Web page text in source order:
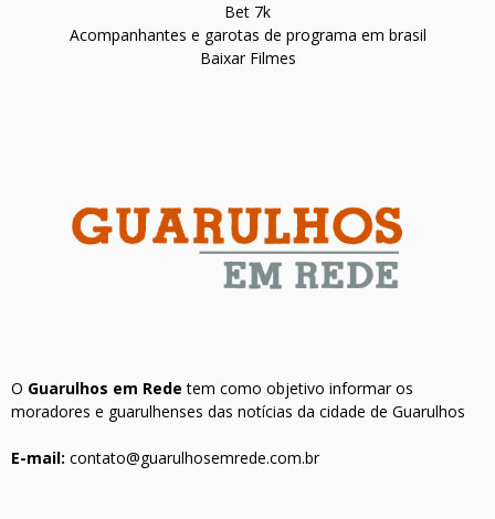
Bet 7k
Acompanhantes e garotas de programa em brasil
Baixar Filmes
O Guarulhos em Rede tem como objetivo informar os
moradores e guarulhenses das notícias da cidade de Guarulhos
E-mail: contato@guarulhosemrede.com.br